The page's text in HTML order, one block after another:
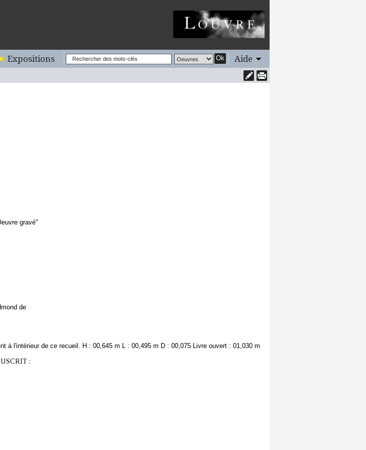
Expositions Ok Aide
gravé"
de
à l'intérieur de ce recueil. H : 00,645 m L : 00,495 m D : 00,075 Livre ouvert : 01,030 m
: